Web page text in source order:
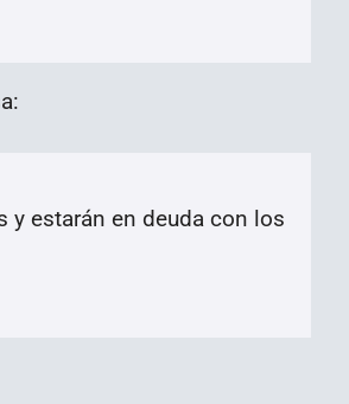
y estarán en deuda con los